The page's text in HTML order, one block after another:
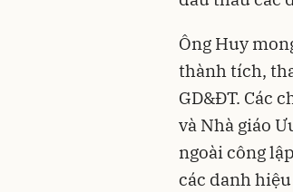
Ông Huy
thành tích,
GD&ĐT. Các
và Nhà giáo
ngoài công
các danh